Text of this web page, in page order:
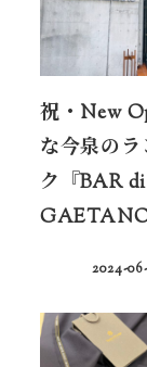
祝・New
な今泉の
ク『BAR di
GAETANO
2024-